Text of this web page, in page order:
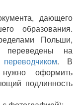
дающего
образования.
Польши,
переведены на
. В
оформить
подлинность